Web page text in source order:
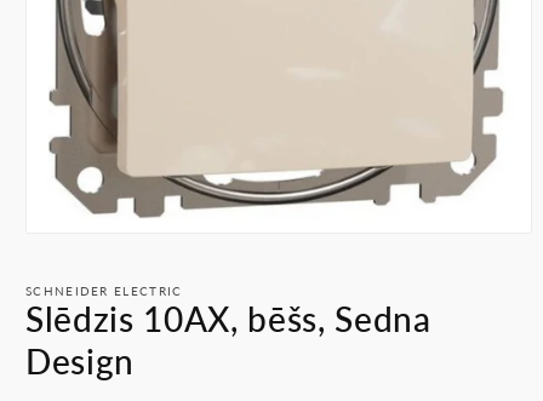
modālā
režīmā
SCHNEIDER ELECTRIC
Slēdzis 10AX, bēšs, Sedna
Design